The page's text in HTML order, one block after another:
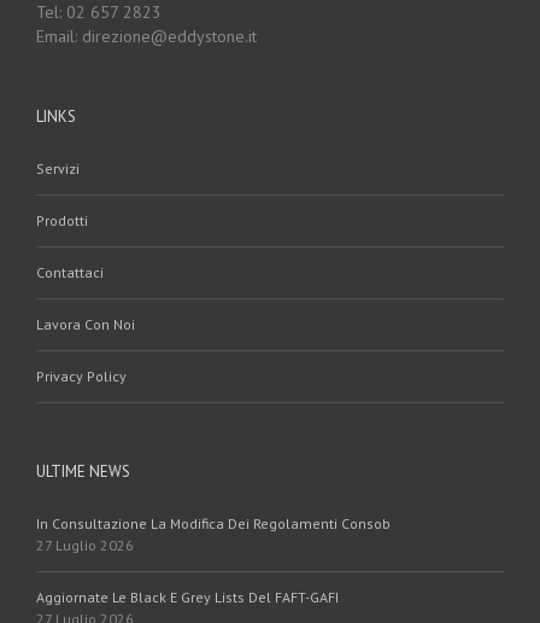
Tel: 02 657 2823
Email: direzione@eddystone.it
LINKS
Servizi
Prodotti
Contattaci
Lavora Con Noi
Privacy Policy
ULTIME NEWS
In Consultazione La Modifica Dei Regolamenti Consob
27 Luglio 2026
Aggiornate Le Black E Grey Lists Del FAFT-GAFI
27 Luglio 2026